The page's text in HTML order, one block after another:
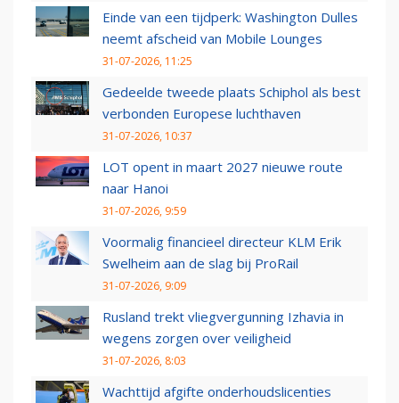
Einde van een tijdperk: Washington Dulles
neemt afscheid van Mobile Lounges
31-07-2026, 11:25
Gedeelde tweede plaats Schiphol als best
verbonden Europese luchthaven
31-07-2026, 10:37
LOT opent in maart 2027 nieuwe route
naar Hanoi
31-07-2026, 9:59
Voormalig financieel directeur KLM Erik
Swelheim aan de slag bij ProRail
31-07-2026, 9:09
Rusland trekt vliegvergunning Izhavia in
wegens zorgen over veiligheid
31-07-2026, 8:03
Wachttijd afgifte onderhoudslicenties